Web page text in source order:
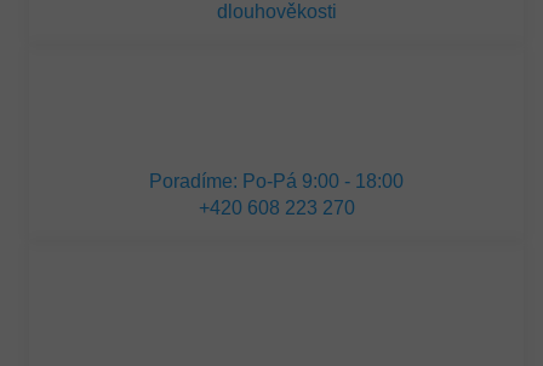
dlouhověkosti
Poradíme: Po-Pá 9:00 - 18:00
+420 608 223 270